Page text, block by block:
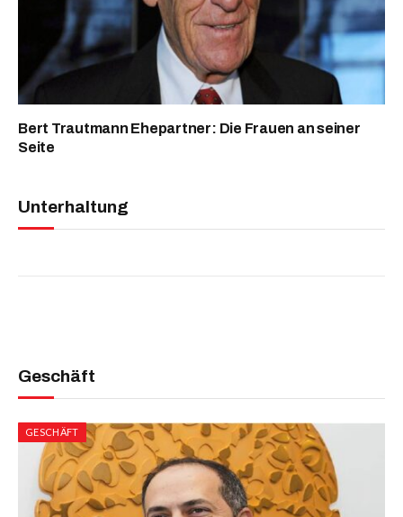
Bert Trautmann Ehepartner: Die Frauen an seiner
Seite
Unterhaltung
Geschäft
GESCHÄFT